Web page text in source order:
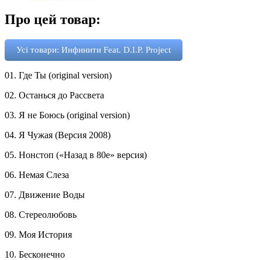
Про цей товар:
Усі товари: Инфинити Feat. D.I.P. Project
01. Где Ты (original version)
02. Останься до Рассвета
03. Я не Боюсь (original version)
04. Я Чужая (Версия 2008)
05. Нонстоп («Назад в 80е» версия)
06. Немая Слеза
07. Движение Воды
08. Стереолюбовь
09. Моя История
10. Бесконечно